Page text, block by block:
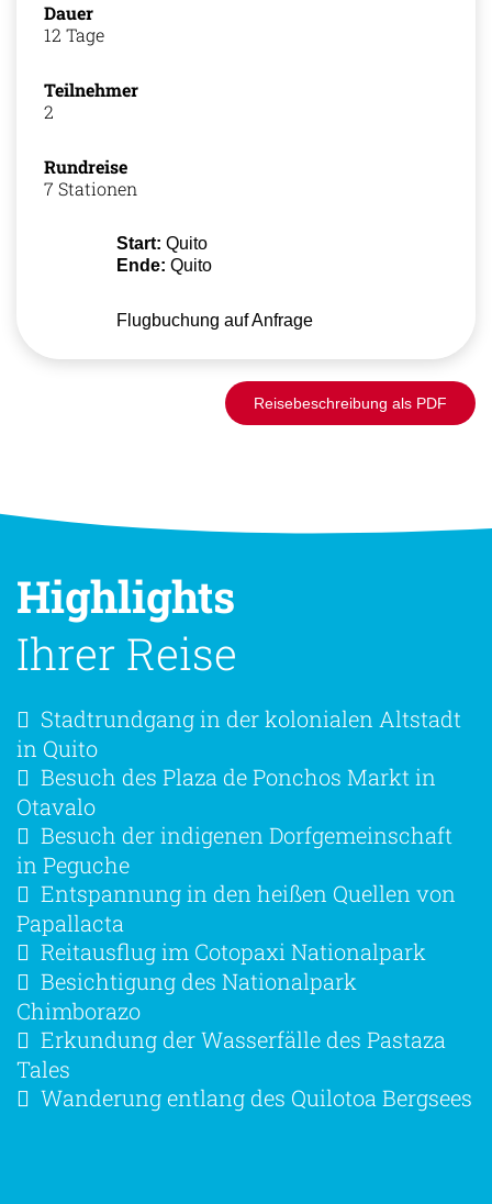
Dauer
12 Tage
Teilnehmer
2
Rundreise
7 Stationen
Start: Quito
Ende: Quito
Flugbuchung auf Anfrage
Reisebeschreibung als PDF
Highlights
Ihrer Reise
Stadtrundgang in der kolonialen Altstadt
in Quito
Besuch des Plaza de Ponchos Markt in
Otavalo
Besuch der indigenen Dorfgemeinschaft
in Peguche
Entspannung in den heißen Quellen von
Papallacta
Reitausflug im Cotopaxi Nationalpark
Besichtigung des Nationalpark
Chimborazo
Erkundung der Wasserfälle des Pastaza
Tales
Wanderung entlang des Quilotoa Bergsees